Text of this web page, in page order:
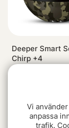
Deeper Smart
Chirp +4
Vi
anpassa
trafik.